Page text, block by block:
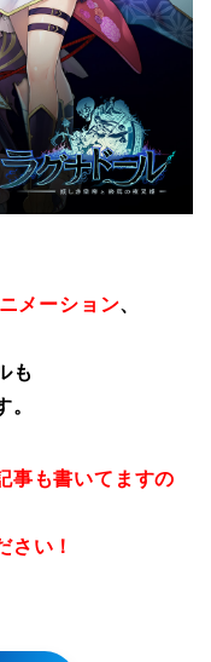
メーション、
も
。
事も書いてますの
さい！